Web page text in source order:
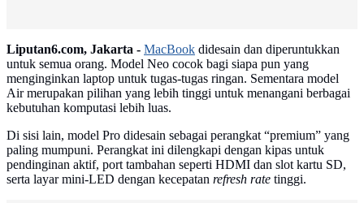
Liputan6.com, Jakarta - MacBook didesain dan diperuntukkan
untuk semua orang. Model Neo cocok bagi siapa pun yang
menginginkan laptop untuk tugas-tugas ringan. Sementara model
Air merupakan pilihan yang lebih tinggi untuk menangani berbagai
kebutuhan komputasi lebih luas.
Di sisi lain, model Pro didesain sebagai perangkat “premium” yang
paling mumpuni. Perangkat ini dilengkapi dengan kipas untuk
pendinginan aktif, port tambahan seperti HDMI dan slot kartu SD,
serta layar mini-LED dengan kecepatan refresh rate tinggi.